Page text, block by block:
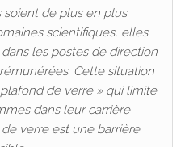
de plus en plus
scientifiques, elles
les postes de direction
Cette situation
de verre » qui limite
dans leur carrière
verre est une barrière